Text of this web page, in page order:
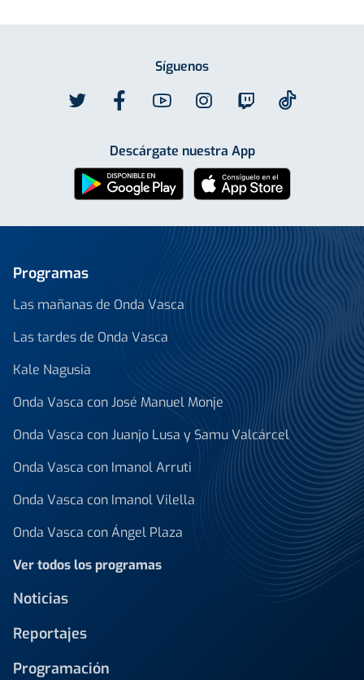
Síguenos
Descárgate nuestra App
Programas
Las mañanas de Onda Vasca
Las tardes de Onda Vasca
Kale Nagusia
Onda Vasca con José Manuel Monje
Onda Vasca con Juanjo Lusa y Samu Valcárcel
Onda Vasca con Imanol Arruti
Onda Vasca con Imanol Vilella
Onda Vasca con Ángel Plaza
Ver todos los programas
Noticias
Reportajes
Programación